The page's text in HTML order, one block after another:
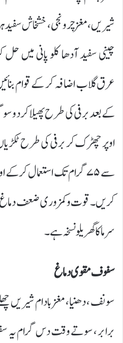
عرق گلاب اضافہ کر کے قوام
کے بعد برفی کی طرح پھیلا کر دو
سے ۷۵ گرام تک استعمال کر
کریں۔ قوت وکمزوری ضعف
سرما کا گھریلو نسخہ ہے۔
سفوف مقوی دماغ
سونف ، دھنیا، مغز بادام شیریں
برابر ، سوتے وقت دس گرام یہ